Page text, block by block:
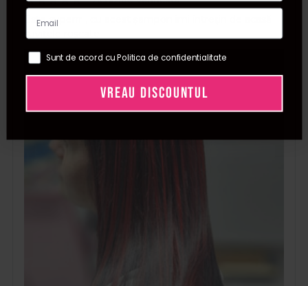
Este superrr , cu acest șampon îmi întrețin de acasă
șuvițele roșcate
Sunt de acord cu Politica de confidentialitate
VREAU DISCOUNTUL